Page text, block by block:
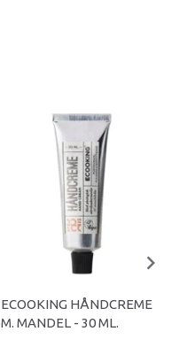
ECOOKING HÅNDCREME
M. MANDEL - 30 ML.